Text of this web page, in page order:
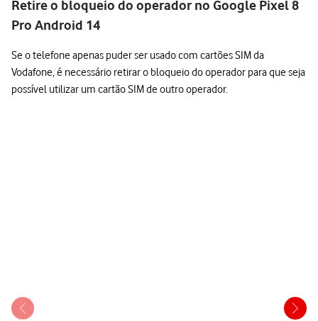
Retire o bloqueio do operador no Google Pixel 8
Pro Android 14
Se o telefone apenas puder ser usado com cartões SIM da
Vodafone, é necessário retirar o bloqueio do operador para que seja
possível utilizar um cartão SIM de outro operador.